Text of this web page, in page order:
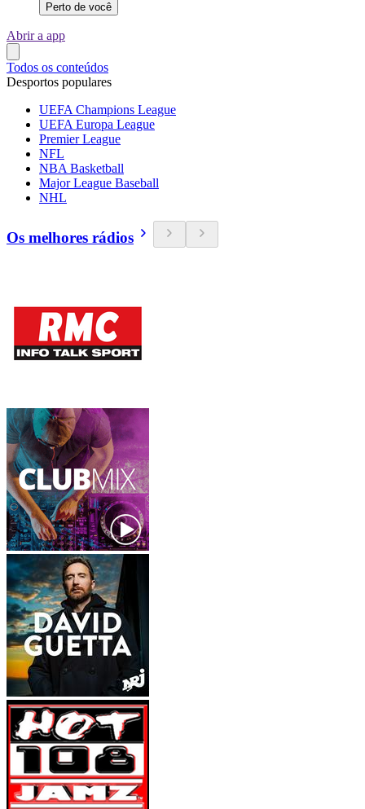
Perto de você
Abrir a app
Todos os conteúdos
Desportos populares
UEFA Champions League
UEFA Europa League
Premier League
NFL
NBA Basketball
Major League Baseball
NHL
Os melhores rádios